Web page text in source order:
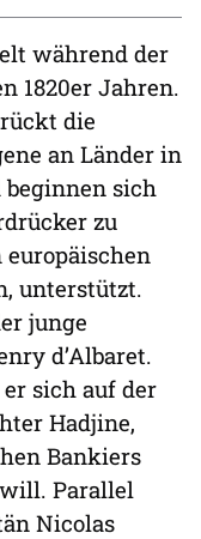
während der
1820er Jahren.
die
an Länder in
sich
zu
unterstützt.
junge
d’Albaret.
sich auf der
Hadjine,
Bankiers
Parallel
Nicolas